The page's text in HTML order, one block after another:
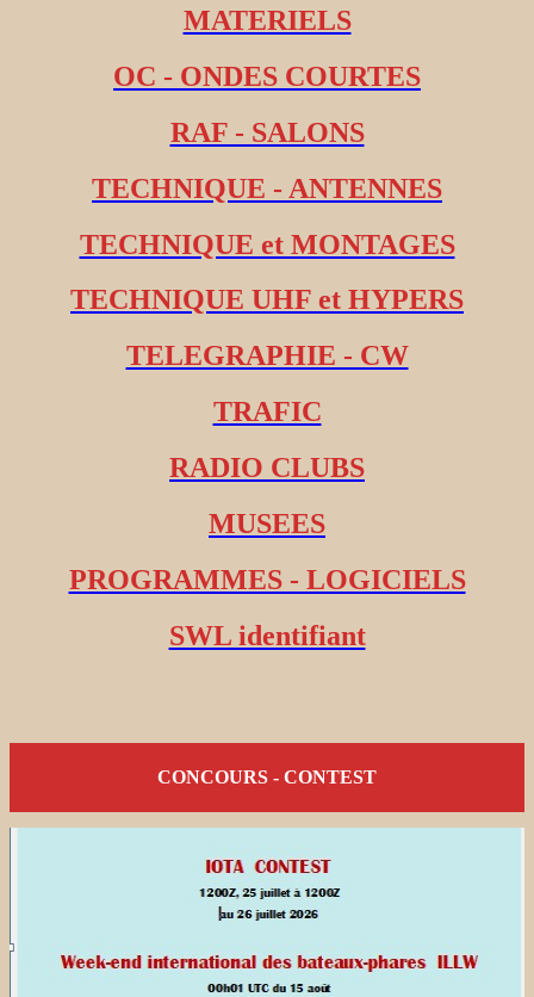
MATERIELS
OC - ONDES COURTES
RAF - SALONS
TECHNIQUE - ANTENNES
TECHNIQUE et MONTAGES
TECHNIQUE UHF et HYPERS
TELEGRAPHIE - CW
TRAFIC
RADIO CLUBS
MUSEES
PROGRAMMES - LOGICIELS
SWL identifiant
CONCOURS - CONTEST